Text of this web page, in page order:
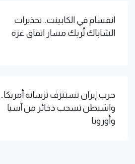
انقسام في الكابينت.. تحذيرات
الشاباك تُربك مسار اتفاق غزة
حرب إيران تستنزف ترسانة أمريكا..
واشنطن تسحب ذخائر من آسيا
وأوروبا